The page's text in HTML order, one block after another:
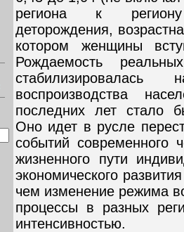
региона к региону
деторождения,
котором женщины
Рождаемость
воспроизводства
последних лет стало
Оно идет в русле
событий современного
жизненного пути
экономического
чем изменение режима
процессы в разных
интенсивностью.